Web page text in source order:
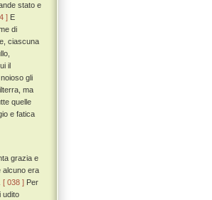
stato e
] E
di
ciascuna
il
gli
ma
quelle
e fatica
grazia e
alcuno era
[ 038 ] Per
udito